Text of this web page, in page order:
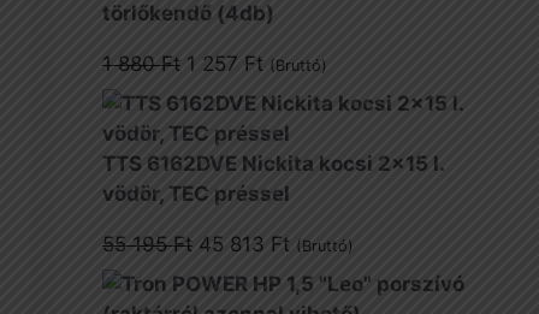
törlőkendő (4db)
1 880Ft Original
price
was:
1
880 Ft.
1 257 FtCurrent
price
257 Ft.
(Bruttó)
TTS 6162DVE Nickita kocsi 2x15 l.
vödör, TEC préssel
55 195Ft Original
price
was:
45 813 FtCurrent
price
is:
(Bruttó)